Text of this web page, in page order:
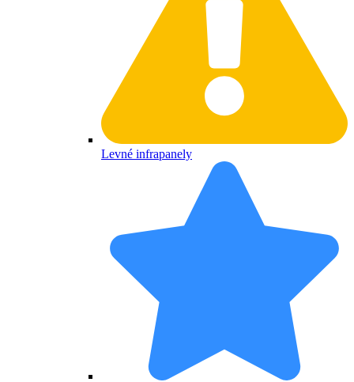
Levné infrapanely